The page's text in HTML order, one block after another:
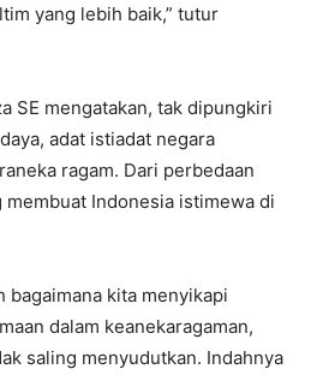
yang lebih baik,” tutur
SE mengatakan, tak dipungkiri
adat istiadat negara
ragam. Dari perbedaan
membuat Indonesia istimewa di
bagaimana kita menyikapi
dalam keanekaragaman,
saling menyudutkan. Indahnya